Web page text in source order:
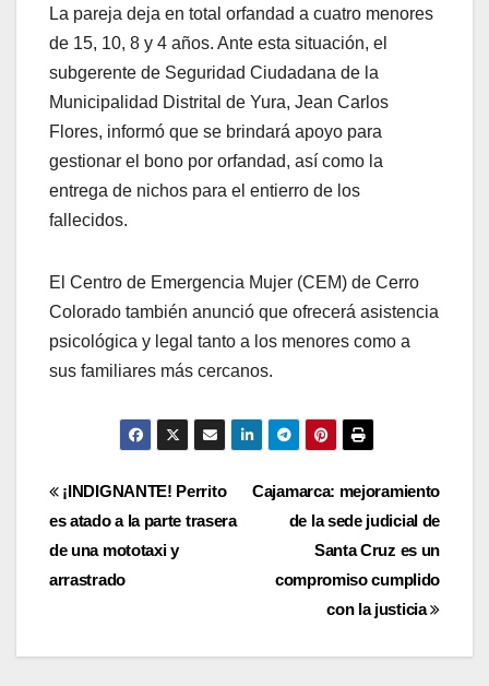
La pareja deja en total orfandad a cuatro menores
de 15, 10, 8 y 4 años. Ante esta situación, el
subgerente de Seguridad Ciudadana de la
Municipalidad Distrital de Yura, Jean Carlos
Flores, informó que se brindará apoyo para
gestionar el bono por orfandad, así como la
entrega de nichos para el entierro de los
fallecidos.
El Centro de Emergencia Mujer (CEM) de Cerro
Colorado también anunció que ofrecerá asistencia
psicológica y legal tanto a los menores como a
sus familiares más cercanos.
Navegación
de
entradas
Cajamarca: mejoramiento
de la sede judicial de
Santa Cruz es un
compromiso cumplido
con la justicia
¡INDIGNANTE! Perrito
es atado a la parte trasera
de una mototaxi y
arrastrado